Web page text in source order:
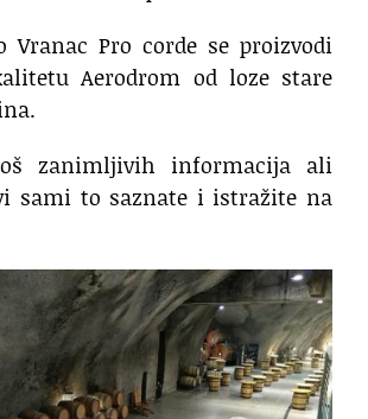
Vranac Pro corde se proizvodi
Aerodrom od loze stare
zanimljivih informacija ali
sami to saznate i istražite na